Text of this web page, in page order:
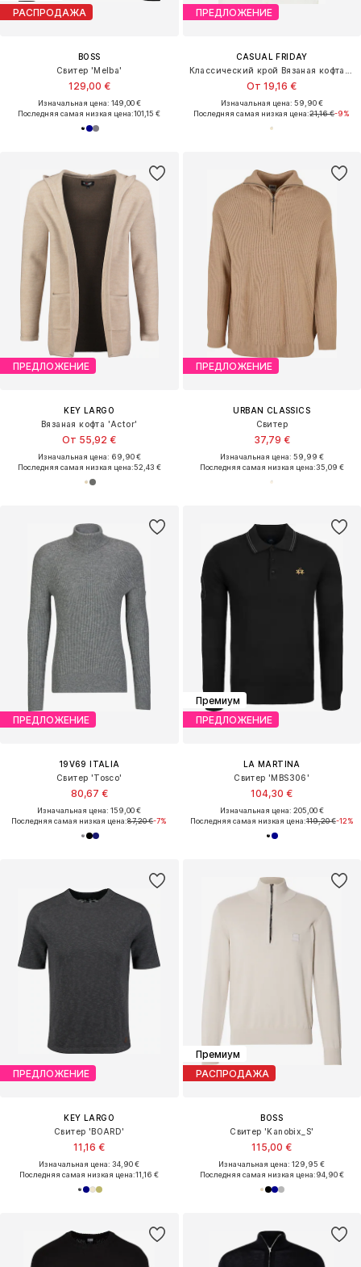
РАСПРОДАЖА
BOSS
Свитер 'Melba'
129,00 €
Изначальная цена: 149,00 €
Последняя самая низкая цена:101,15 €
ПРЕДЛОЖЕНИЕ
CASUAL FRIDAY
От 19,16 €
Изначальная цена: 59,90 €
Последняя самая низкая цена:21,16 €-9%
ПРЕДЛОЖЕНИЕ
KEY LARGO
Вязаная кофта 'Actor'
От 55,92 €
Изначальная цена: 69,90 €
Последняя самая низкая цена:52,43 €
ПРЕДЛОЖЕНИЕ
URBAN CLASSICS
Свитер
37,79 €
Изначальная цена: 59,99 €
Последняя самая низкая цена:35,09 €
ПРЕДЛОЖЕНИЕ
19V69 ITALIA
Свитер 'Tosco'
80,67 €
Изначальная цена: 159,00 €
Последняя самая низкая цена:87,20 €-7%
Премиум
ПРЕДЛОЖЕНИЕ
LA MARTINA
Свитер 'MBS306'
104,30 €
Изначальная цена: 205,00 €
Последняя самая низкая цена:119,20 €-12%
ПРЕДЛОЖЕНИЕ
KEY LARGO
Свитер 'BOARD'
11,16 €
Изначальная цена: 34,90 €
Последняя самая низкая цена:11,16 €
Премиум
РАСПРОДАЖА
BOSS
Свитер 'Kanobix_S'
115,00 €
Изначальная цена: 129,95 €
Последняя самая низкая цена:94,90 €